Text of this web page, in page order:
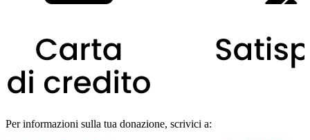
Per informazioni sulla tua donazione, scrivici a: